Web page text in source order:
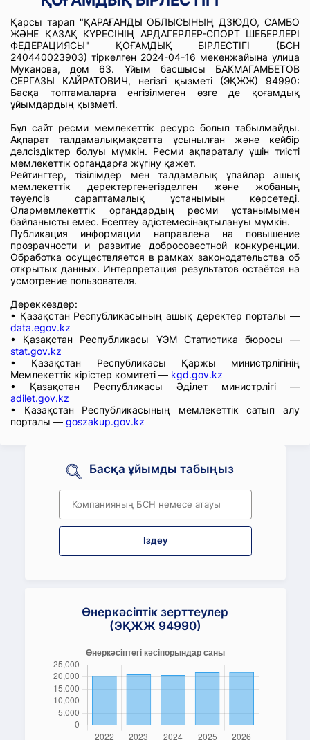
Қарсы тарап "ҚАРАҒАНДЫ ОБЛЫСЫНЫҢ ДЗЮДО, САМБО
ЖӘНЕ ҚАЗАҚ КҮРЕСІНІҢ АРДАГЕРЛЕР-СПОРТ ШЕБЕРЛЕРІ
ФЕДЕРАЦИЯСЫ" ҚОҒАМДЫҚ БІРЛЕСТІГІ (БСН
240440023903) тіркелген 2024-04-16 мекенжайына улица
Муканова, дом 63. Ұйым басшысы БАКМАГАМБЕТОВ
СЕРГАЗЫ КАЙРАТОВИЧ, негізгі қызметі (ЭҚЖЖ) 94990:
Басқа топтамаларға енгізілмеген өзге де қоғамдық
ұйымдардың қызметі.
Бұл сайт ресми мемлекеттік ресурс болып табылмайды.
Ақпарат талдамалықмақсатта ұсынылған және кейбір
дәлсіздіктер болуы мүмкін. Ресми ақпараталу үшін тиісті
мемлекеттік органдарға жүгіну қажет.
Рейтингтер, тізілімдер мен талдамалық ұпайлар ашық
мемлекеттік деректергенегізделген және жобаның
тәуелсіз сараптамалық ұстанымын көрсетеді.
Олармемлекеттік органдардың ресми ұстанымымен
байланысты емес. Есептеу әдістемесінақтылануы мүмкін.
Публикация информации направлена на повышение
прозрачности и развитие добросовестной конкуренции.
Обработка осуществляется в рамках законодательства об
открытых данных. Интерпретация результатов остаётся на
усмотрение пользователя.
Дереккөздер:
• Қазақстан Республикасының ашық деректер порталы —
data.egov.kz
• Қазақстан Республикасы ҰЭМ Статистика бюросы —
stat.gov.kz
• Қазақстан Республикасы Қаржы министрлігінің
Мемлекеттік кірістер комитеті — kgd.gov.kz
• Қазақстан Республикасы Әділет министрлігі —
adilet.gov.kz
• Қазақстан Республикасының мемлекеттік сатып алу
порталы — goszakup.gov.kz
Басқа ұйымды табыңыз
Іздеу
Өнеркәсіптік зерттеулер
(ЭҚЖЖ 94990)